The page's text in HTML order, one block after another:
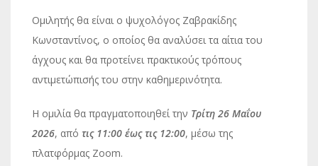
Ομιλητής θα είναι ο ψυχολόγος Ζαβρακίδης
Κωνσταντίνος, ο οποίος θα αναλύσει τα αίτια του
άγχους και θα προτείνει πρακτικούς τρόπους
αντιμετώπισής του στην καθημερινότητα.
Η ομιλία θα πραγματοποιηθεί την Τρίτη 26 Μαΐου
2026, από τις 11:00 έως τις 12:00, μέσω της
πλατφόρμας Zoom.